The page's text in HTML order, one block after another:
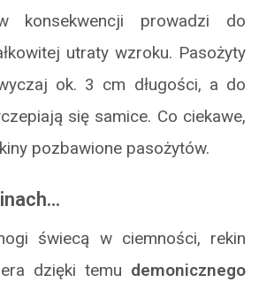
konsekwencji prowadzi do
utraty wzroku. Pasożyty
ok. 3 cm długości, a do
się samice. Co ciekawe,
pozbawione pasożytów.
świecą w ciemności, rekin
dzięki temu demonicznego